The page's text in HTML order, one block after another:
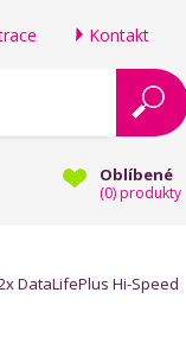
Kontakt
Oblíbené
(0) produkty
DataLifePlus Hi-Speed